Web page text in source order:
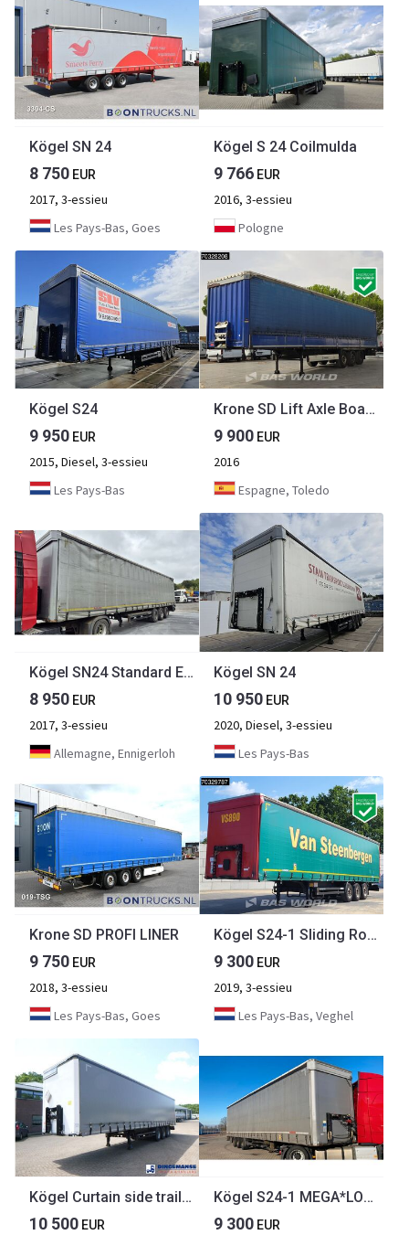
Kögel SN 24
8 750 EUR
2017, 3-essieu
Les Pays-Bas, Goes
Kögel S 24 Coilmulda
9 766 EUR
2016, 3-essieu
Pologne
Kögel S24
9 950 EUR
2015, Diesel, 3-essieu
Les Pays-Bas
Krone SD Lift Axle Boards
9 900 EUR
2016
Espagne, Toledo
Kögel SN24 Standard Edscha, XXL Zertifikat SAF Achsen
8 950 EUR
2017, 3-essieu
Allemagne, Ennigerloh
Kögel SN 24
10 950 EUR
2020, Diesel, 3-essieu
Les Pays-Bas
Krone SD PROFI LINER
9 750 EUR
2018, 3-essieu
Les Pays-Bas, Goes
Kögel S24-1 Sliding Roof SAF
9 300 EUR
2019, 3-essieu
Les Pays-Bas, Veghel
Kögel Curtain side trailer
10 500 EUR
Kögel S24-1 MEGA*LOW*EDSCHA*SAF
9 300 EUR